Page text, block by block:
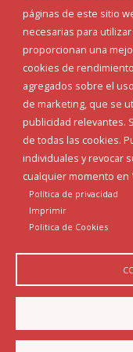
páginas de este sitio
necesarias para
proporcionan una
cookies de
agregados sobre el
de marketing, que se
publicidad relevantes.
de todas las cookies.
individuales y revocar
cualquier momento en
Política de privacidad
Imprimir
Politica de Cookies